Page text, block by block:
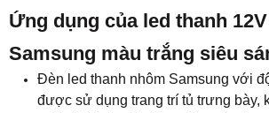
Ứng dụng của led thanh
Samsung màu trắng siêu
Đèn led thanh nhôm Samsung với
được sử dụng trang trí tủ trưng bày,